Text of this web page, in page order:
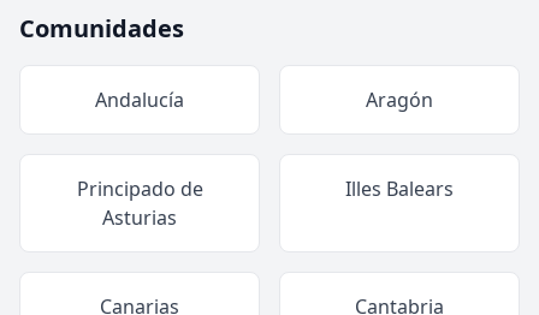
Comunidades
Andalucía Aragón
Principado de
Asturias
Illes Balears
Canarias Cantabria